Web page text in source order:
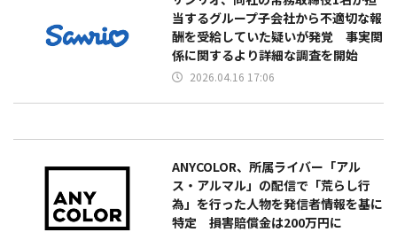
当するグループ子会社から不適切な報
酬を受給していた疑いが発覚 事実関
係に関するより詳細な調査を開始
2026.04.16 17:06
ANYCOLOR、所属ライバー「アル
ス・アルマル」の配信で「荒らし行
為」を行った人物を発信者情報を基に
特定 損害賠償金は200万円に